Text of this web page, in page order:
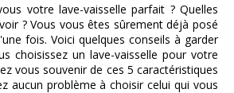
votre lave-vaisselle parfait ? Quelles
? Vous vous êtes sûrement déjà posé
fois. Voici quelques conseils à garder
choisissez un lave-vaisselle pour votre
vous souvenir de ces 5 caractéristiques
aucun problème à choisir celui qui vous